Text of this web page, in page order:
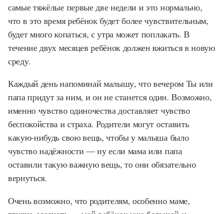
самые тяжёлые первые две недели и это нормально,
что в это время ребёнок будет более чувствительным,
будет много копаться, с утра может поплакать. В
течение двух месяцев ребёнок должен вжиться в новую
среду.
Каждый день напоминай малышу, что вечером Ты или
папа придут за ним, и он не станется один. Возможно,
именно чувство одиночества доставляет чувство
беспокойства и страха. Родители могут оставить
какую-нибудь свою вещь, чтобы у малыша было
чувство надёжности — ну если мама или папа
оставили такую важную вещь, то они обязательно
вернуться.
Очень возможно, что родителям, особенно маме,